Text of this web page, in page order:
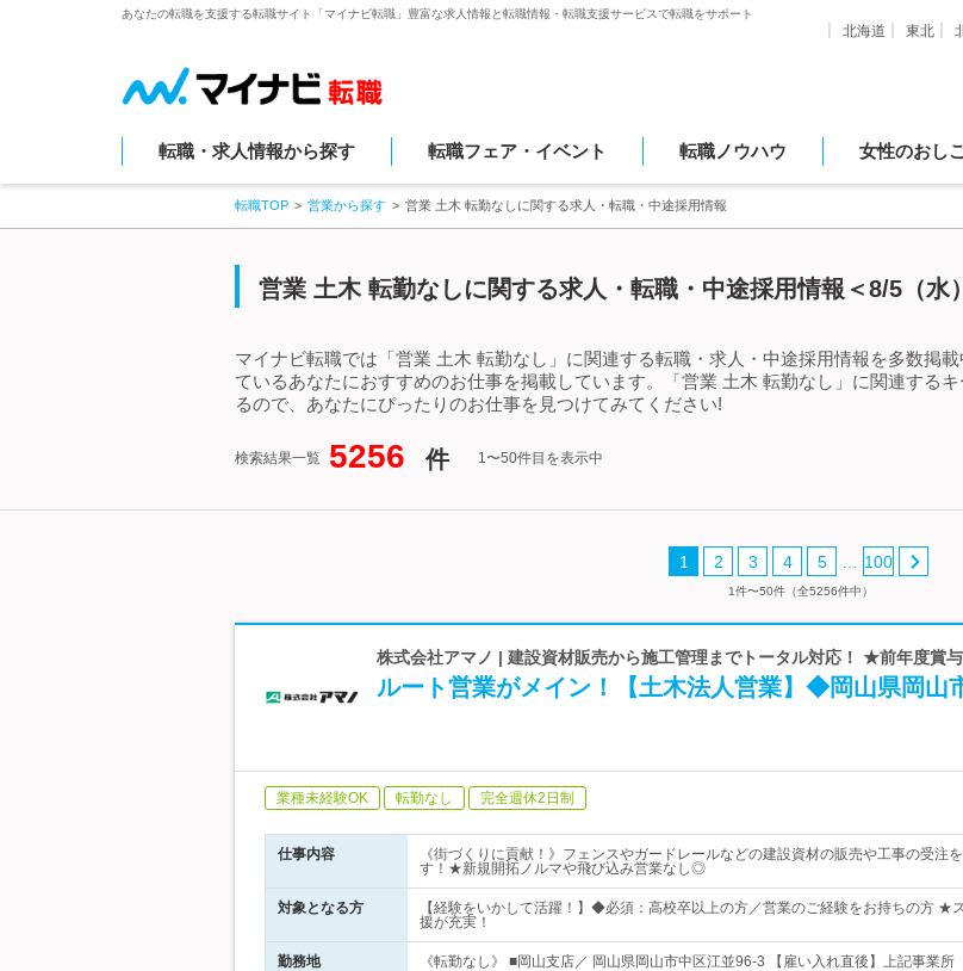
あなたの転職を支援する転職サイト「マイナビ転職」豊富な求人情報と転職情報・転職支援サービスで転職をサポート
北海道 東北
転職・求人情報から探す 転職フェア・イベント 転職ノウハウ 女性のおし
転職TOP 営業から探す 営業 土木 転勤なしに関する求人・転職・中途採用情報
営業 土木 転勤なしに関する求人・転職・中途採用情報＜8/5（水
マイナビ転職では「営業 土木 転勤なし」に関連する転職・求人・中途採用情報を多数掲
ているあなたにおすすめのお仕事を掲載しています。「営業 土木 転勤なし」に関連する
るので、あなたにぴったりのお仕事を見つけてみてください!
検索結果一覧 5256 件 1〜50件目を表示中
1 2 3 4 5 100
1件〜50件（全5256件中）
株式会社アマノ | 建設資材販売から施工管理までトータル対応！ ★前年度賞与
ルート営業がメイン！【土木法人営業】◆岡山県岡山
業種未経験OK 転勤なし 完全週休2日制
仕事内容
《街づくりに貢献！》フェンスやガードレールなどの建設資材の販売や工事の受注
す！★新規開拓ノルマや飛び込み営業なし◎
対象となる方
【経験をいかして活躍！】◆必須：高校卒以上の方／営業のご経験をお持ちの方 ★
援が充実！
勤務地 《転勤なし》 ■岡山支店／ 岡山県岡山市中区江並96-3 【雇い入れ直後】上記事業